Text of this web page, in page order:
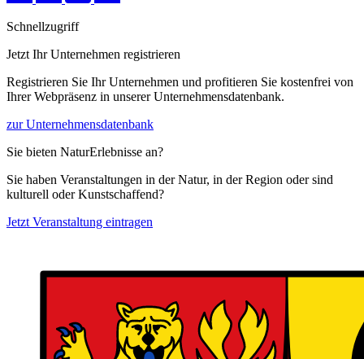
Schnellzugriff
Jetzt Ihr Unternehmen registrieren
Registrieren Sie Ihr Unternehmen und profitieren Sie kostenfrei von
Ihrer Webpräsenz in unserer Unternehmensdatenbank.
zur Unternehmensdatenbank
Sie bieten NaturErlebnisse an?
Sie haben Veranstaltungen in der Natur, in der Region oder sind
kulturell oder Kunstschaffend?
Jetzt Veranstaltung eintragen